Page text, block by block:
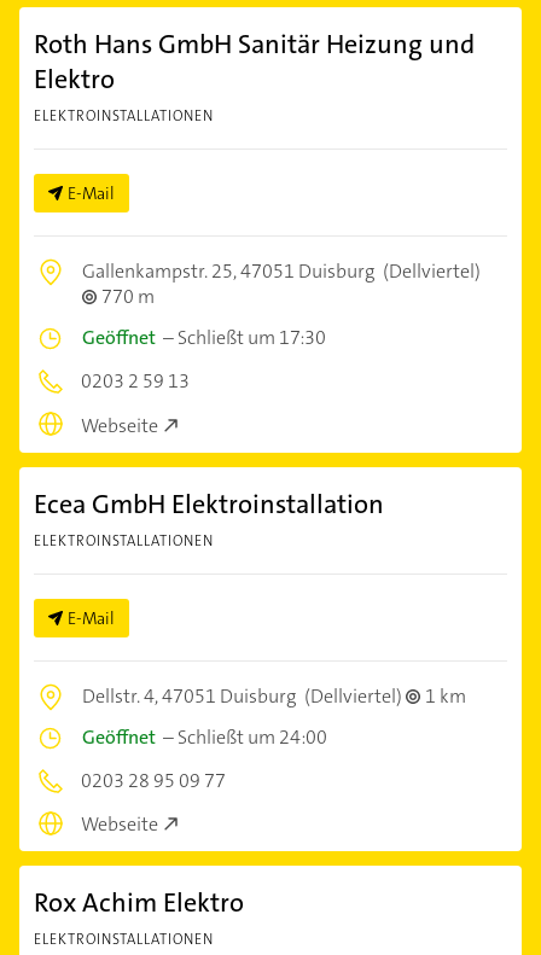
Roth Hans GmbH Sanitär Heizung und
Elektro
ELEKTROINSTALLATIONEN
E-Mail
Gallenkampstr. 25,47051 Duisburg (Dellviertel)
770 m
Geöffnet –Schließt um 17:30
0203 2 59 13
Webseite
Ecea GmbH Elektroinstallation
ELEKTROINSTALLATIONEN
E-Mail
Dellstr. 4,47051 Duisburg (Dellviertel)
1 km
Geöffnet –Schließt um 24:00
0203 28 95 09 77
Webseite
Rox Achim Elektro
ELEKTROINSTALLATIONEN